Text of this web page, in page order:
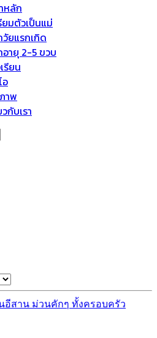
หลัก
ยมตัวเป็นแม่
วัยแรกเกิด
อายุ 2-5 ขวบ
รียน
อ
าพ
กับเรา